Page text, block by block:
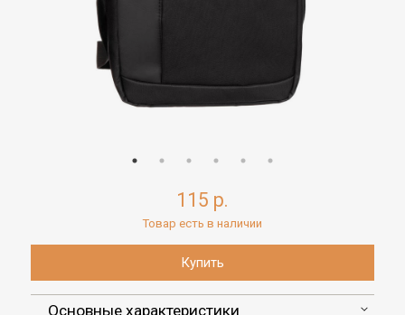
115 р.
Товар есть в наличии
Основные характеристики